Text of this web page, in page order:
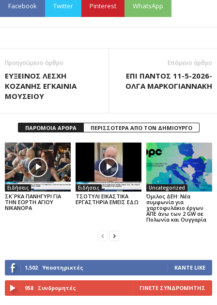
Facebook Twitter Pinterest WhatsApp
Προηγούμενο άρθρο
ΕΥΞΕΙΝΟΣ ΛΕΣΧΗ
ΚΟΖΑΝΗΣ ΕΓΚΑΙΝΙΑ
ΜΟΥΣΕΙΟΥ
Επόμενο άρθρο
ΕΠΙ ΠΑΝΤΟΣ 11-5-2026-
ΟΛΓΑ ΜΑΡΚΟΓΙΑΝΝΑΚΗ
ΠΑΡΟΜΟΙΑ ΑΡΘΡΑ ΠΕΡΙΣΣΟΤΕΡΑ ΑΠΟ ΤΟΝ ΔΗΜΙΟΥΡΓΟ
Ειδήσεις
ΣΚ`ΡΚΑ ΠΑΝΗΓΥΡΙ ΓΙΑ
ΤΗΝ ΕΟΡΤΗ ΑΓΙΟΥ
ΝΙΚΑΝΟΡΑ
Ειδήσεις
ΤΣΟΤΥΛΙ ΕΙΚΑΣΤΙΚΑ
ΕΡΓΑΣΤΗΡΙΑ ΕΜΕΙΣ ΕΔΩ
Uncategorized
Όμιλος ΔΕΗ: Νέα
συμφωνία για
χαρτοφυλάκιο έργων
ΑΠΕ άνω των 2 GW σε
Πολωνία και Ουγγαρία
1,502 Υποστηρικτές ΚΆΝΤΕ LIKE
958 Συνδρομητές ΓΊΝΕΤΕ ΣΥΝΔΡΟΜΗΤΉΣ